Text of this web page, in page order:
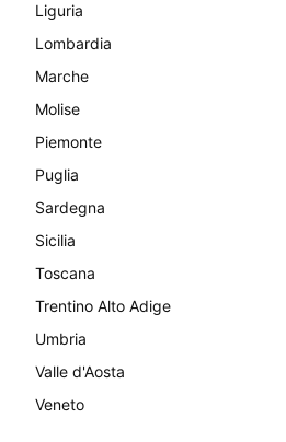
Liguria
Lombardia
Marche
Molise
Piemonte
Puglia
Sardegna
Sicilia
Toscana
Trentino Alto Adige
Umbria
Valle d'Aosta
Veneto